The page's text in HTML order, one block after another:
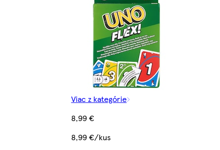
Viac z kategórie
8,99 €
8,99 €/kus